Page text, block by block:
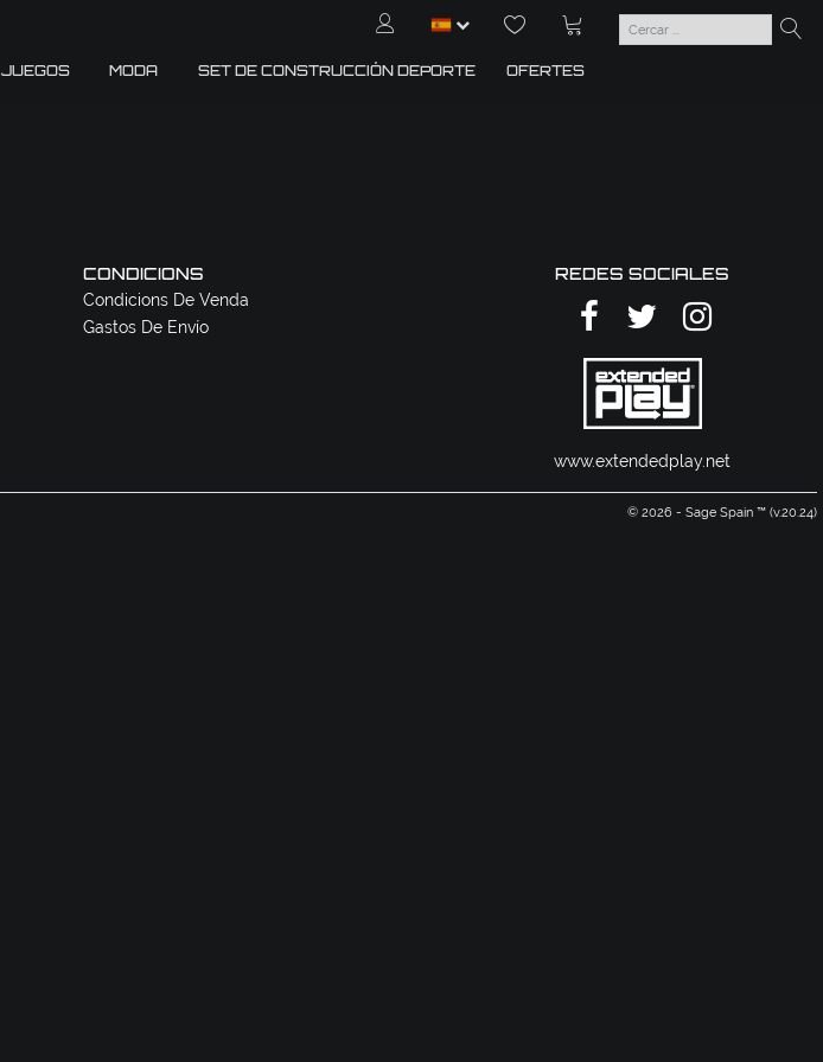
JUEGOS MODA SET DE CONSTRUCCIÓN DEPORTE OFERTES
CONDICIONS
Condicions De Venda
Gastos De Envío
REDES SOCIALES
www.extendedplay.net
© 2026 - Sage Spain ™ (v.20.24)